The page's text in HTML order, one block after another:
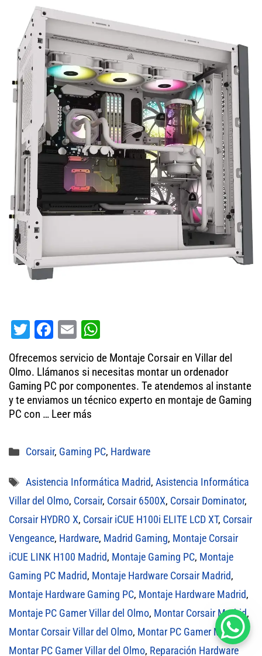
T
tt
er
Fa
bo
ok
E
m
ail
ha
ts
A
pp
Ofrecemos servicio de Montaje Corsair en Villar del
Olmo. Llámanos si necesitas montar un ordenador
Gaming PC por componentes. Te atendemos al instante
y te enviamos un técnico experto en montaje de Gaming
PC con … Leer más
Categorías
Corsair, Gaming PC, Hardware
Etiquetas
Asistencia Informática Madrid, Asistencia Informática
Villar del Olmo, Corsair, Corsair 6500X, Corsair Dominator,
Corsair HYDRO X, Corsair iCUE H100i ELITE LCD XT, Corsair
Vengeance, Hardware, Madrid Gaming, Montaje Corsair
iCUE LINK H100 Madrid, Montaje Gaming PC, Montaje
Gaming PC Madrid, Montaje Hardware Corsair Madrid,
Montaje Hardware Gaming PC, Montaje Hardware Madrid,
Montaje PC Gamer Villar del Olmo, Montar Corsair Madrid,
Montar Corsair Villar del Olmo, Montar PC Gamer Madrid,
Montar PC Gamer Villar del Olmo, Reparación Hardware